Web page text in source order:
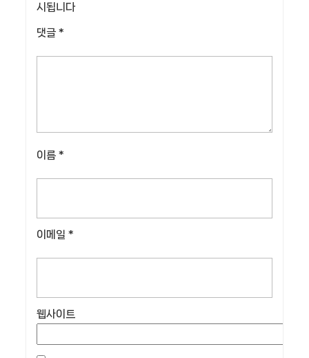
시됩니다
댓글 *
이름 *
이메일 *
웹사이트